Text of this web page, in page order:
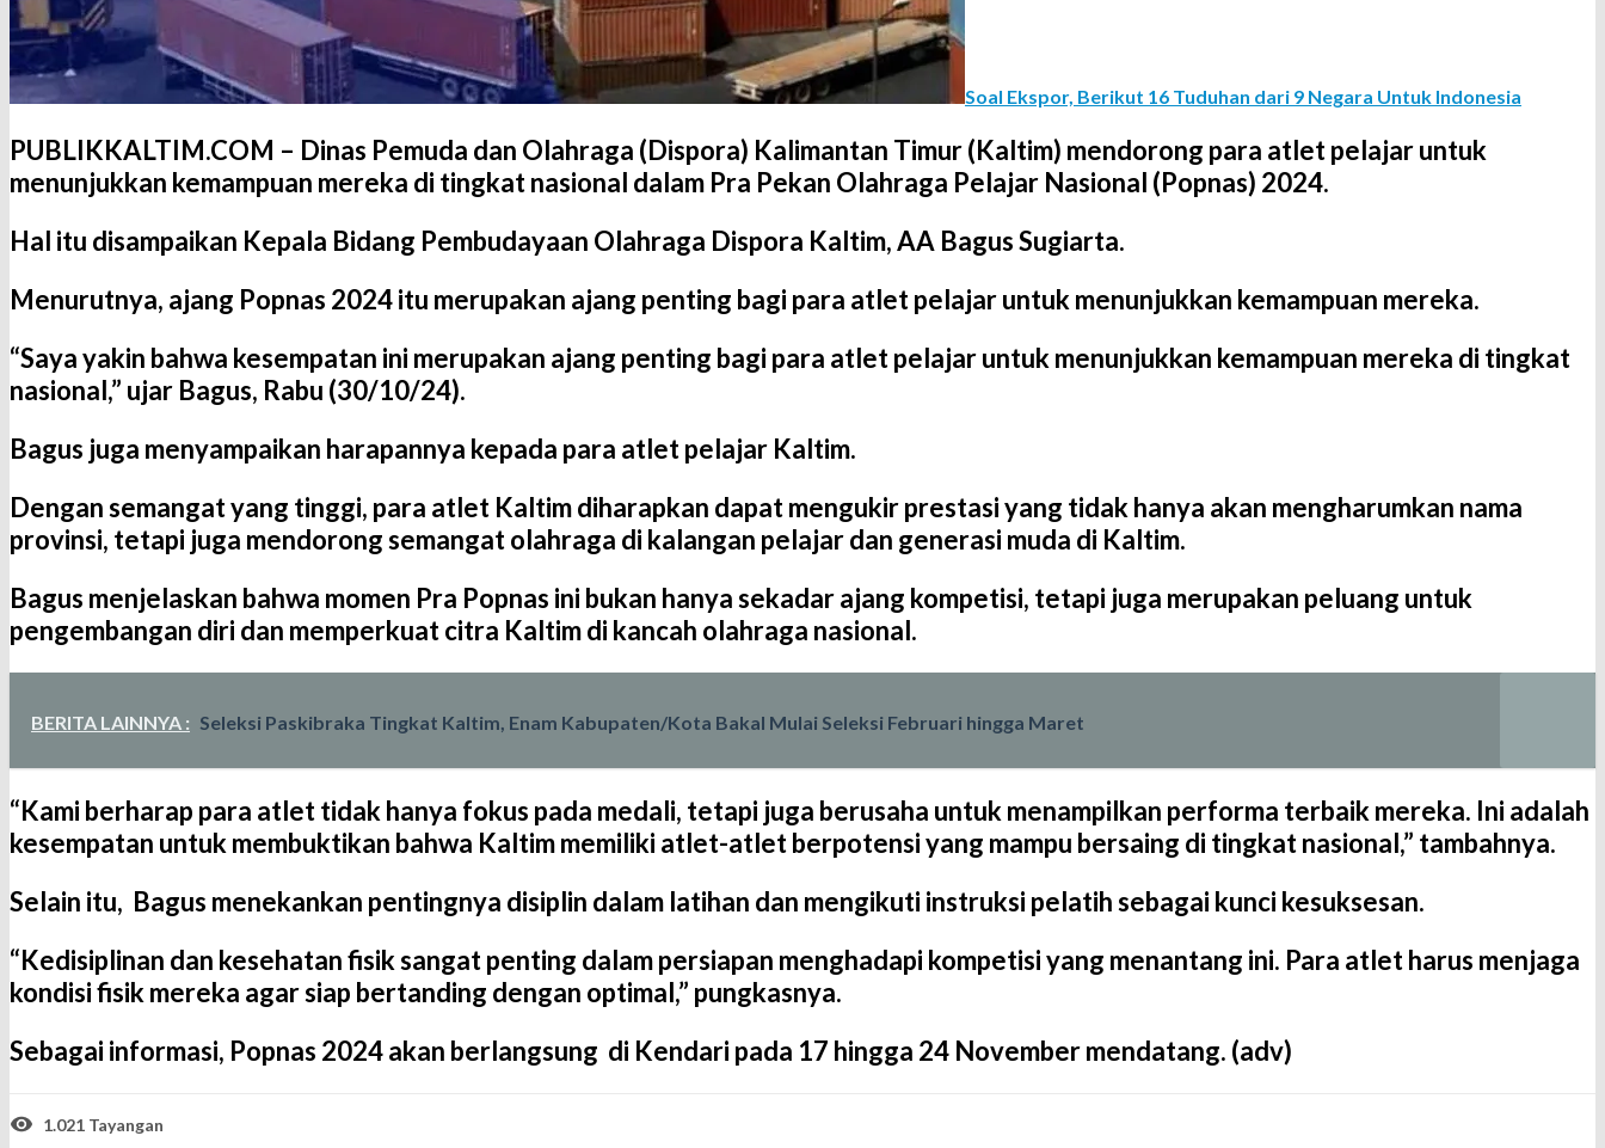
Soal Ekspor, Berikut 16 Tuduhan dari 9 Negara Untuk Indonesia
PUBLIKKALTIM.COM – Dinas Pemuda dan Olahraga (Dispora) Kalimantan Timur (Kaltim) mendorong para atlet pelajar untuk
menunjukkan kemampuan mereka di tingkat nasional dalam Pra Pekan Olahraga Pelajar Nasional (Popnas) 2024.
Hal itu disampaikan Kepala Bidang Pembudayaan Olahraga Dispora Kaltim, AA Bagus Sugiarta.
Menurutnya, ajang Popnas 2024 itu merupakan ajang penting bagi para atlet pelajar untuk menunjukkan kemampuan mereka.
“Saya yakin bahwa kesempatan ini merupakan ajang penting bagi para atlet pelajar untuk menunjukkan kemampuan mereka di tingkat
nasional,” ujar Bagus, Rabu (30/10/24).
Bagus juga menyampaikan harapannya kepada para atlet pelajar Kaltim.
Dengan semangat yang tinggi, para atlet Kaltim diharapkan dapat mengukir prestasi yang tidak hanya akan mengharumkan nama
provinsi, tetapi juga mendorong semangat olahraga di kalangan pelajar dan generasi muda di Kaltim.
Bagus menjelaskan bahwa momen Pra Popnas ini bukan hanya sekadar ajang kompetisi, tetapi juga merupakan peluang untuk
pengembangan diri dan memperkuat citra Kaltim di kancah olahraga nasional.
BERITA LAINNYA : Seleksi Paskibraka Tingkat Kaltim, Enam Kabupaten/Kota Bakal Mulai Seleksi Februari hingga Maret
“Kami berharap para atlet tidak hanya fokus pada medali, tetapi juga berusaha untuk menampilkan performa terbaik mereka. Ini adalah
kesempatan untuk membuktikan bahwa Kaltim memiliki atlet-atlet berpotensi yang mampu bersaing di tingkat nasional,” tambahnya.
Selain itu, Bagus menekankan pentingnya disiplin dalam latihan dan mengikuti instruksi pelatih sebagai kunci kesuksesan.
“Kedisiplinan dan kesehatan fisik sangat penting dalam persiapan menghadapi kompetisi yang menantang ini. Para atlet harus menjaga
kondisi fisik mereka agar siap bertanding dengan optimal,” pungkasnya.
Sebagai informasi, Popnas 2024 akan berlangsung di Kendari pada 17 hingga 24 November mendatang. (adv)
1.021 Tayangan